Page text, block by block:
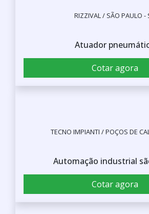
RIZZIVAL / SÃO PAULO -
Atuador
Cotar agora
TECNO IMPIANTI / POÇOS DE
Automação industrial
Cotar agora